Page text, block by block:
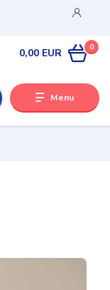
Menu
0
0,00 EUR